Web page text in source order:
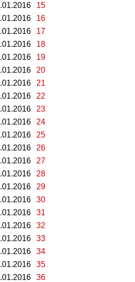
15
16
17
18
19
20
21
22
23
24
25
26
27
28
29
30
31
32
33
34
35
36